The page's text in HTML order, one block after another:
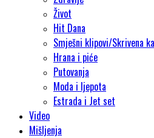
Život
Hit Dana
Smješni klipovi/Skrivena
Hrana i piće
Putovanja
Moda i ljepota
Estrada i Jet set
Video
Mišljenja